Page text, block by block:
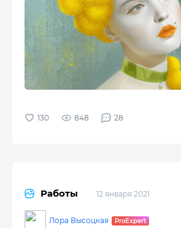
848 28
Работы 12 января 2021
Лора Высоцкая